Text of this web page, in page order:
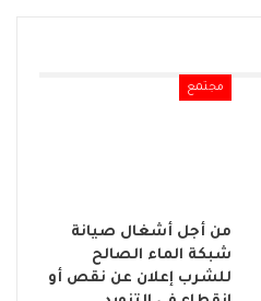
مجتمع
من أجل أشغال صيانة
شبكة الماء الصالح
للشرب إعلان عن نقص أو